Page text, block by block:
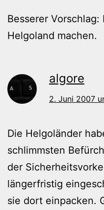
Besserer
Helgoland machen.
algore
2. Juni 2007
Die Helgoländer
schlimmsten
der
längerfristig
sie dort einpacken.